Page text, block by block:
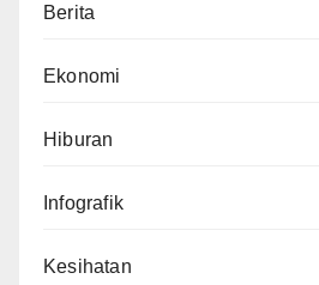
Berita
Ekonomi
Hiburan
Infografik
Kesihatan